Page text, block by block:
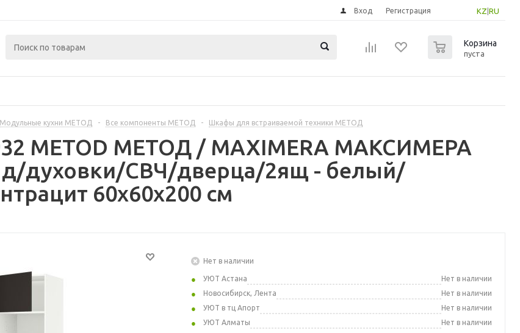
KZ RU
Вход Регистрация
Корзина
пуста
Модульные кухни МЕТОД - Все компоненты МЕТОД - Шкафы для встраиваемой техники МЕТОД
METOD МЕТОД / MAXIMERA МАКСИМЕРА
духовки/СВЧ/дверца/2ящ - белый/
60x60x200 см
Нет в наличии
УЮТ Астана
Нет в наличии
Новосибирск, Лента
Нет в наличии
УЮТ в тц Апорт
Нет в наличии
УЮТ Алматы
Нет в наличии